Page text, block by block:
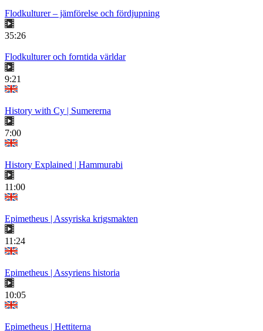
Flodkulturer – jämförelse och fördjupning
35:26
Flodkulturer och forntida världar
9:21
History with Cy | Sumererna
7:00
History Explained | Hammurabi
11:00
Epimetheus | Assyriska krigsmakten
11:24
Epimetheus | Assyriens historia
10:05
Epimetheus | Hettiterna